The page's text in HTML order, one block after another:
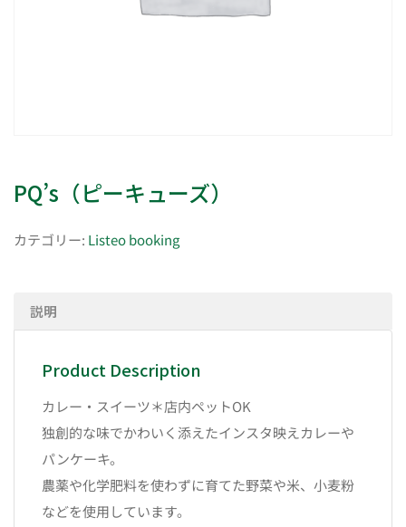
PQ’s（ピーキューズ）
カテゴリー: Listeo booking
説明
Product Description
カレー・スイーツ＊店内ペットOK
独創的な味でかわいく添えたインスタ映えカレーや
パンケーキ。
農薬や化学肥料を使わずに育てた野菜や米、小麦粉
などを使用しています。